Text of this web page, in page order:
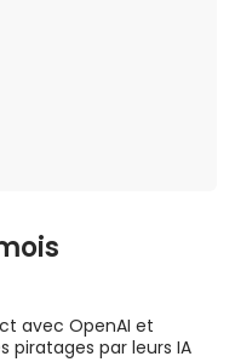
avec OpenAI et
piratages par leurs IA